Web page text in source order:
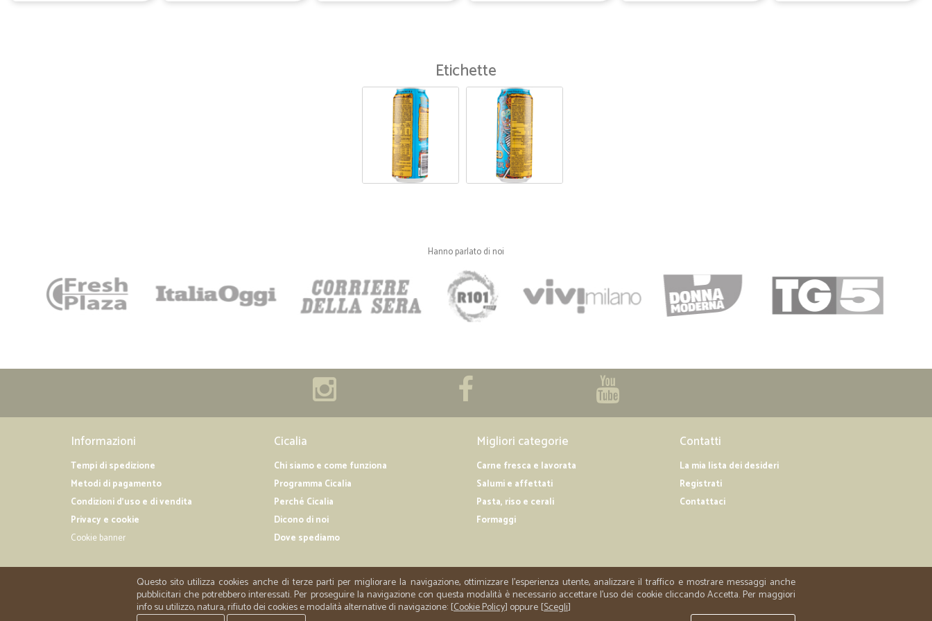
Etichette
Hanno parlato di noi
Informazioni
Tempi di spedizione
Metodi di pagamento
Condizioni d'uso e di vendita
Privacy e cookie
Cookie banner
Cicalia
Chi siamo e come funziona
Programma Cicalia
Perché Cicalia
Dicono di noi
Dove spediamo
Migliori categorie
Carne fresca e lavorata
Salumi e affettati
Pasta, riso e cerali
Formaggi
Contatti
La mia lista dei desideri
Registrati
Contattaci
Questo sito utilizza cookies anche di terze parti per migliorare la navigazione, ottimizzare l'esperienza utente, analizzare il traffico e mostrare messaggi anche
pubblicitari che potrebbero interessati. Per proseguire la navigazione con questa modalità è necessario accettare l'uso dei cookie cliccando Accetta. Per maggiori
info su utilizzo, natura, rifiuto dei cookies e modalità alternative di navigazione: [Cookie Policy] oppure [Scegli]